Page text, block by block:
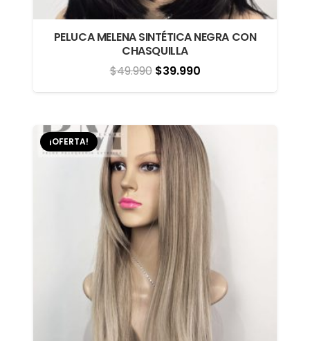
PELUCA MELENA SINTÉTICA NEGRA CON
CHASQUILLA
$49.990 El
precio
era:
$49.990.
$39.990El
precio
es:
$39.990.
¡OFERTA!